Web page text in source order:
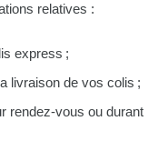
relatives :
express ;
livraison de vos colis ;
rendez-vous ou durant